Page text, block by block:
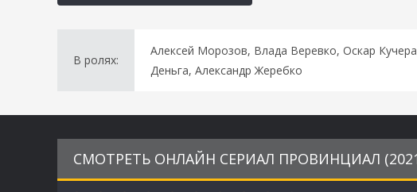
В ролях:
Алексей Морозов, Влада Веревко, Оскар
Деньга, Александр Жеребко
СМОТРЕТЬ ОНЛАЙН СЕРИАЛ ПРОВИНЦИАЛ